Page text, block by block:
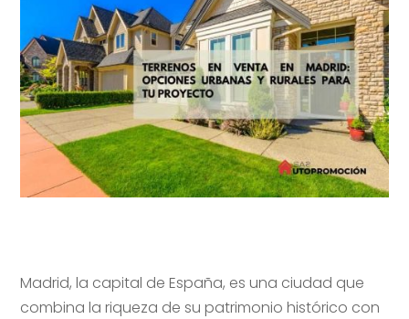
Madrid, la capital de España, es una ciudad que
combina la riqueza de su patrimonio histórico con